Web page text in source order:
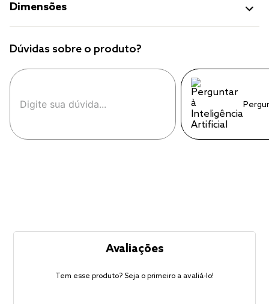
Dimensões
Dúvidas sobre o produto?
Avaliações
Tem esse produto? Seja o primeiro a avaliá-lo!